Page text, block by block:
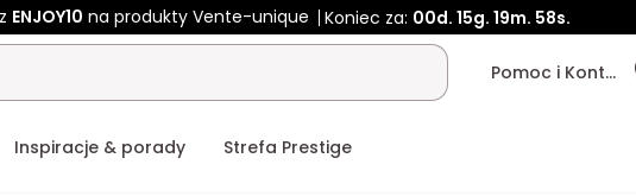
ENJOY10 na produkty Vente-unique Koniec za: 00d. 15g. 19m. 57s.
Pomoc i Kontakt
Inspiracje & porady Strefa Prestige